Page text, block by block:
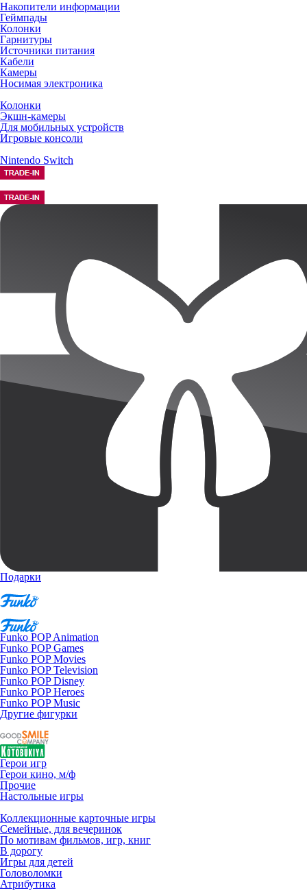
Накопители информации
Геймпады
Колонки
Гарнитуры
Источники питания
Кабели
Камеры
Носимая электроника
Колонки
Экшн-камеры
Для мобильных устройств
Игровые консоли
Nintendo Switch
Подарки
Funko POP Animation
Funko POP Games
Funko POP Movies
Funko POP Television
Funko POP Disney
Funko POP Heroes
Funko POP Music
Другие фигурки
Герои игр
Герои кино, м/ф
Прочие
Настольные игры
Коллекционные карточные игры
Семейные, для вечеринок
По мотивам фильмов, игр, книг
В дорогу
Игры для детей
Головоломки
Атрибутика